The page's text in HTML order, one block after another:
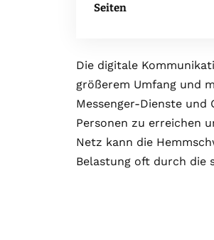
Seiten
Die digitale
größerem Umfang und
Messenger-Dienste
Personen zu erreichen
Netz kann die
Belastung oft durch die